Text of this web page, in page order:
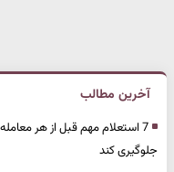
آخرین مطالب
7 استعلام مهم قبل از هر
جلوگیری کند